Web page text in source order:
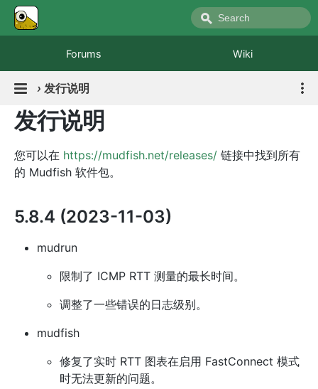
Forums Wiki
› 发行说明
发行说明
您可以在 https://mudfish.net/releases/ 链接中找到所有
的 Mudfish 软件包。
5.8.4 (2023-11-03)
mudrun
限制了 ICMP RTT 测量的最长时间。
调整了一些错误的日志级别。
mudfish
修复了实时 RTT 图表在启用 FastConnect 模式
时无法更新的问题。